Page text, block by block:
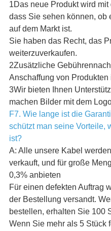
1Das neue Produkt wird
dass Sie sehen können, ob
auf dem Markt ist.
Sie haben das Recht, das
weiterzuverkaufen.
2Zusätzliche
Anschaffung von
3Wir bieten Ihnen
machen Bilder mit dem
F7. Wie lange ist die
schützt man seine Vorteile,
ist?
A: Alle unsere Kabel
verkauft, und für große
0,3% anbieten
Für einen defekten Auftrag
der Bestellung versandt.
bestellen, erhalten Sie 100
Wenn Sie mehr als 5 Stück